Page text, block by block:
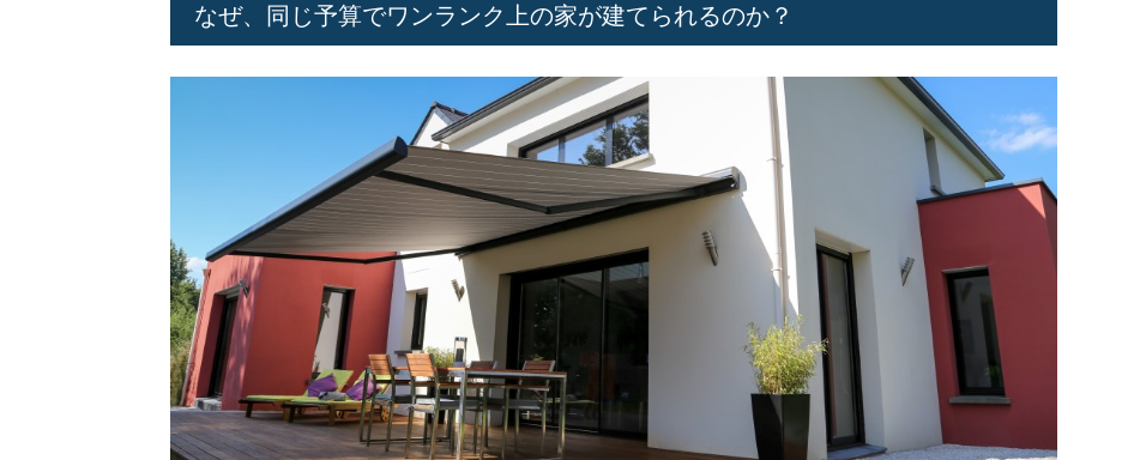
なぜ、同じ予算でワンランク上の家が建てられるのか？